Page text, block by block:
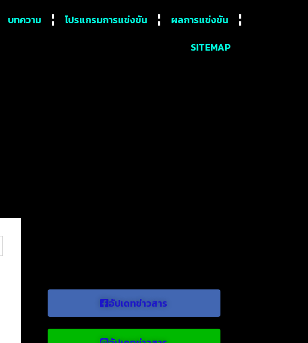
บทความ โปรแกรมการแข่งขัน
ผลการแข่งขัน
SITEMAP
อัปเดทข่าวสาร